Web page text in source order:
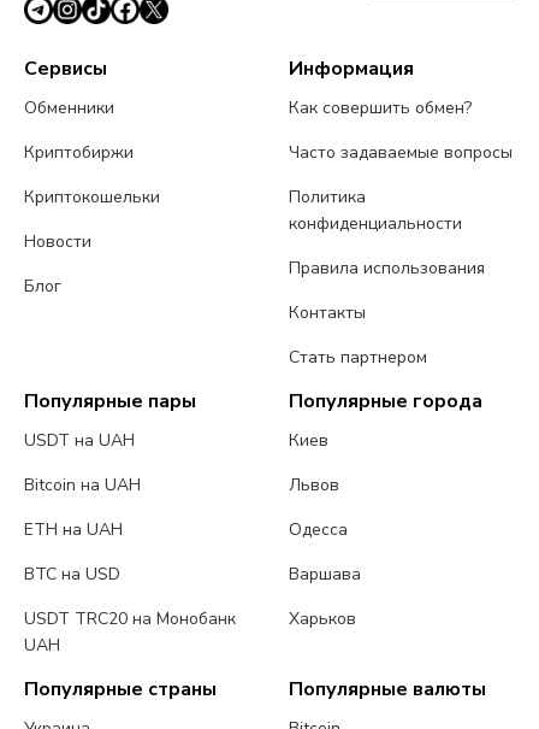
Сервисы
Обменники
Криптобиржи
Криптокошельки
Новости
Блог
Информация
Как совершить обмен?
Часто задаваемые вопросы
Политика
конфиденциальности
Правила использования
Контакты
Стать партнером
Популярные пары
USDT на UAH
Bitcoin на UAH
ETH на UAH
BTC на USD
USDT TRC20 на Монобанк
UAH
Популярные города
Киев
Львов
Одесса
Варшава
Харьков
Популярные страны Популярные валюты